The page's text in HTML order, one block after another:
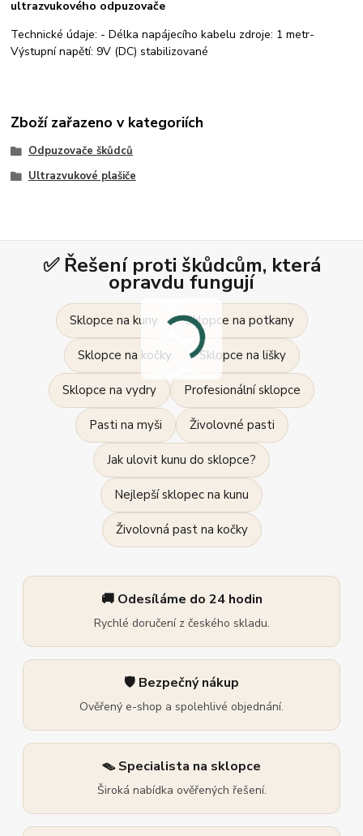
ultrazvukového odpuzovače
Technické údaje: - Délka napájecího kabelu zdroje: 1 metr-
Výstupní napětí: 9V (DC) stabilizované
Zboží zařazeno v kategoriích
Odpuzovače škůdců
Ultrazvukové plašiče
✅ Řešení proti škůdcům, která
opravdu fungují
Sklopce na kuny Sklopce na potkany
Sklopce na kočky Sklopce na lišky
Sklopce na vydry Profesionální sklopce
Pasti na myši Živolovné pasti
Jak ulovit kunu do sklopce?
Nejlepší sklopec na kunu
Živolovná past na kočky
🚚 Odesíláme do 24 hodin
Rychlé doručení z českého skladu.
🛡️ Bezpečný nákup
Ověřený e-shop a spolehlivé objednání.
🪤 Specialista na sklopce
Široká nabídka ověřených řešení.